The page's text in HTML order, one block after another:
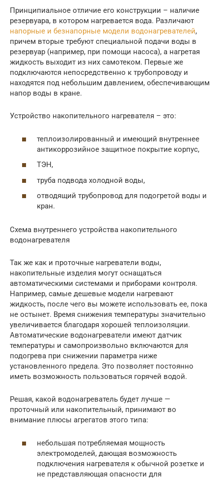
Принципиальное отличие его конструкции – наличие
резервуара, в котором нагревается вода. Различают
напорные и безнапорные модели водонагревателей,
причем вторые требуют специальной подачи воды в
резервуар (например, при помощи насоса), а нагретая
жидкость выходит из них самотеком. Первые же
подключаются непосредственно к трубопроводу и
находятся под небольшим давлением, обеспечивающим
напор воды в кране.
Устройство накопительного нагревателя – это:
теплоизолированный и имеющий внутреннее
антикоррозийное защитное покрытие корпус,
ТЭН,
труба подвода холодной воды,
отводящий трубопровод для подогретой воды и
кран.
Схема внутреннего устройства накопительного
водонагревателя
Так же как и проточные нагреватели воды,
накопительные изделия могут оснащаться
автоматическими системами и приборами контроля.
Например, самые дешевые модели нагревают
жидкость, после чего вы можете использовать ее, пока
не остынет. Время снижения температуры значительно
увеличивается благодаря хорошей теплоизоляции.
Автоматические водонагреватели имеют датчик
температуры и самопроизвольно включаются для
подогрева при снижении параметра ниже
установленного предела. Это позволяет постоянно
иметь возможность пользоваться горячей водой.
Решая, какой водонагреватель будет лучше —
проточный или накопительный, принимают во
внимание плюсы агрегатов этого типа:
небольшая потребляемая мощность
электромоделей, дающая возможность
подключения нагревателя к обычной розетке и
не представляющая опасности для